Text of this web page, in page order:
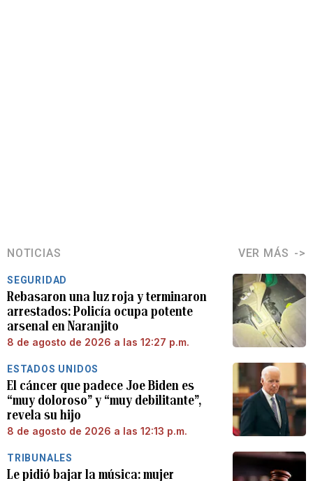
NOTICIAS VER MÁS
SEGURIDAD
Rebasaron una luz roja y terminaron
arrestados: Policía ocupa potente
arsenal en Naranjito
8 de agosto de 2026 a las 12:27 p.m.
ESTADOS UNIDOS
El cáncer que padece Joe Biden es
“muy doloroso” y “muy debilitante”,
revela su hijo
8 de agosto de 2026 a las 12:13 p.m.
TRIBUNALES
Le pidió bajar la música: mujer